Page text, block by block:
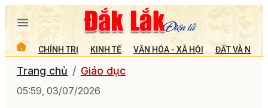
CHÍNH TRỊ KINH TẾ VĂN HÓA - XÃ HỘI ĐẤT VÀ
Trang chủ Giáo dục
05:59, 03/07/2026